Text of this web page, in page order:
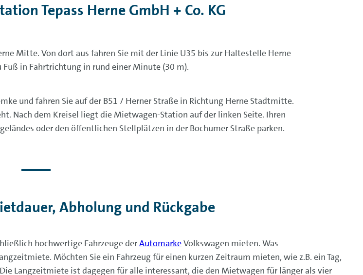
Tepass Herne GmbH + Co. KG
Mitte. Von dort aus fahren Sie mit der Linie U35 bis zur Haltestelle Herne
in Fahrtrichtung in rund einer Minute (30 m).
und fahren Sie auf der B51 / Herner Straße in Richtung Herne Stadtmitte.
Nach dem Kreisel liegt die Mietwagen-Station auf der linken Seite. Ihren
oder den öffentlichen Stellplätzen in der Bochumer Straße parken.
Abholung und Rückgabe
hochwertige Fahrzeuge derAutomarkeVolkswagen mieten. Was
Möchten Sie ein Fahrzeug für einen kurzen Zeitraum mieten, wie z.B. ein Tag,
Langzeitmiete ist dagegen für alle interessant, die den Mietwagen für länger als vier